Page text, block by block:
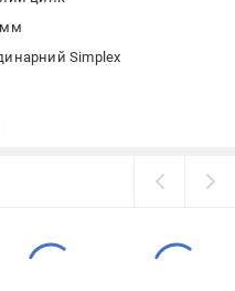
Simplex